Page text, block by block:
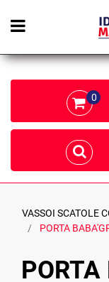
Open menu
0
VASSOI SCATOLE
PORTA